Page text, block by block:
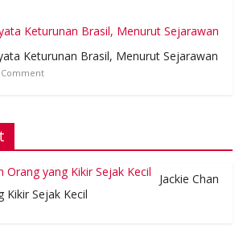
Keturunan Brasil, Menurut Sejarawan
Comment
Jackie Chan
Kikir Sejak Kecil